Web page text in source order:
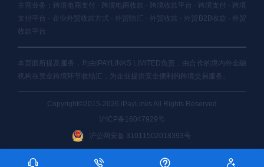
主营业务：跨境电商支付 · 跨境电商收款 · 跨境收款平台 · 跨境支付 · 跨境
支付平台 · 企业外贸收款方式 · 外贸结汇 · 外贸收款 · 外贸B2B收款 · 外贸
收款平台
本页面所提及服务，均由IPAYLINKS LIMITED负责，由合作的境内外金融
机构在资金跨境环节收结汇，为企业提供安全便利的跨境交易服务。
Copyright©2015-2026 iPayLinks All Rights Reserved
沪ICP备16047929号
沪公网安备 31011502018393号